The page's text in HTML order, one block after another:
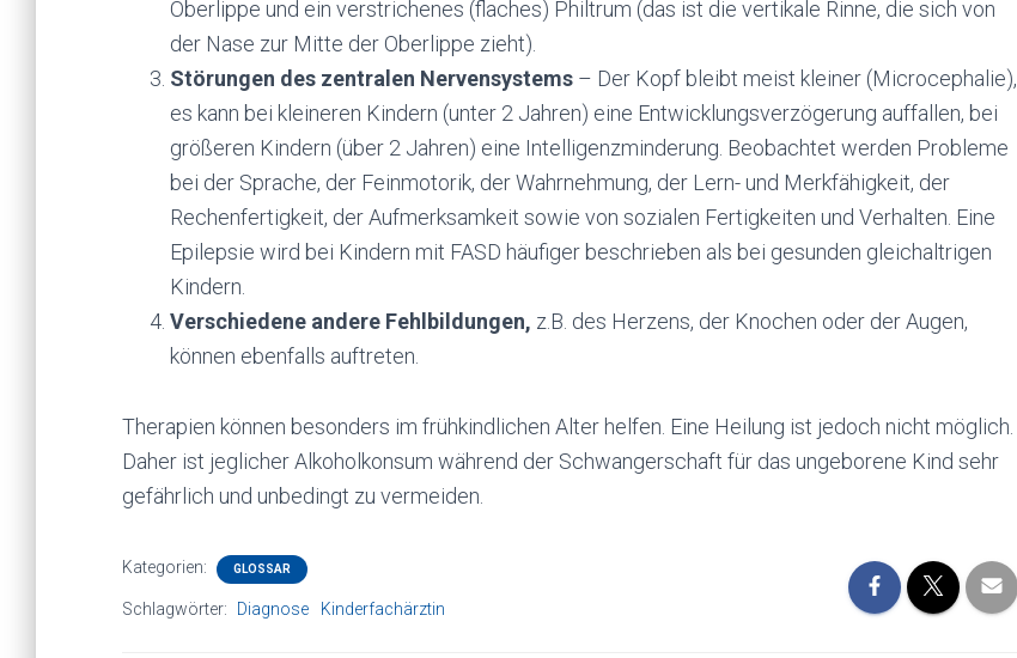
Oberlippe und ein verstrichenes (flaches) Philtrum (das ist die vertikale Rinne, die sich von
der Nase zur Mitte der Oberlippe zieht).
Störungen des zentralen Nervensystems – Der Kopf bleibt meist kleiner (Microcephalie),
es kann bei kleineren Kindern (unter 2 Jahren) eine Entwicklungsverzögerung auffallen, bei
größeren Kindern (über 2 Jahren) eine Intelligenzminderung. Beobachtet werden Probleme
bei der Sprache, der Feinmotorik, der Wahrnehmung, der Lern- und Merkfähigkeit, der
Rechenfertigkeit, der Aufmerksamkeit sowie von sozialen Fertigkeiten und Verhalten. Eine
Epilepsie wird bei Kindern mit FASD häufiger beschrieben als bei gesunden gleichaltrigen
Kindern.
Verschiedene andere Fehlbildungen, z.B. des Herzens, der Knochen oder der Augen,
können ebenfalls auftreten.
Therapien können besonders im frühkindlichen Alter helfen. Eine Heilung ist jedoch nicht möglich.
Daher ist jeglicher Alkoholkonsum während der Schwangerschaft für das ungeborene Kind sehr
gefährlich und unbedingt zu vermeiden.
Kategorien: GLOSSAR
Schlagwörter: Diagnose Kinderfachärztin